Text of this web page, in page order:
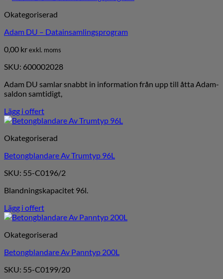
Okategoriserad
Adam DU – Datainsamlingsprogram
0,00 krexkl. moms
SKU: 600002028
Adam DU samlar snabbt in information från upp till åtta Adam-
saldon samtidigt,
Lägg i offert
Okategoriserad
Betongblandare Av Trumtyp 96L
SKU: 55-C0196/2
Blandningskapacitet 96l.
Lägg i offert
Okategoriserad
Betongblandare Av Panntyp 200L
SKU: 55-C0199/20